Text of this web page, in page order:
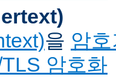
을 암
암호화